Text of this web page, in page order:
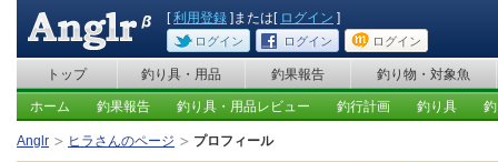
[利用登録 ]または[ ログイン ]
ログイン ログイン ログイン
トップ 釣り具・用品 釣果報告 釣り物・対象魚
ホーム 釣果報告 釣り具・用品レビュー 釣行計画 釣り具
Anglr ヒラさんのページ プロフィール